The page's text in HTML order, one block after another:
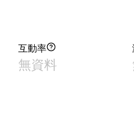
互動率
無資料